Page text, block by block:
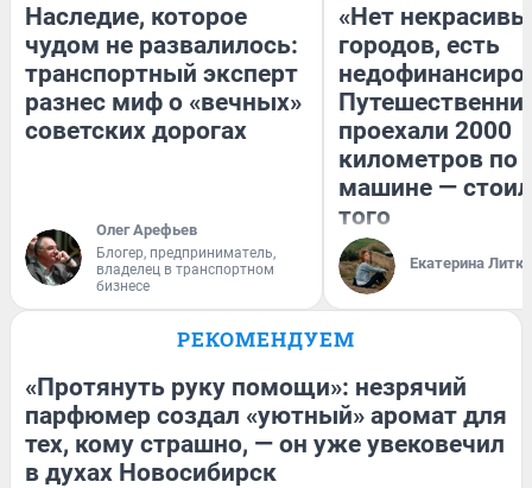
Наследие, которое
чудом не развалилось:
транспортный эксперт
разнес миф о «вечных»
советских дорогах
Олег Арефьев
Блогер, предприниматель,
владелец в транспортном
бизнесе
«Нет
городов, есть
проехали 2000
километров по
машине —
того
Екатерина
РЕКОМЕНДУЕМ
«Протянуть руку помощи»: незрячий
парфюмер создал «уютный» аромат для
тех, кому страшно, — он уже увековечил
в духах Новосибирск